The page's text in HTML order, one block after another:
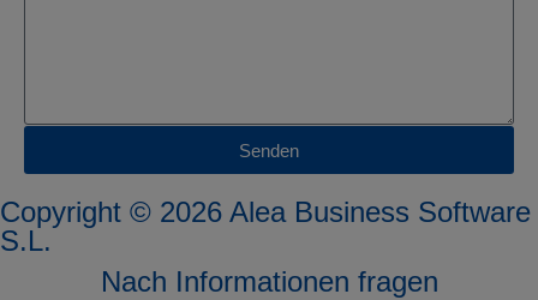
Senden
Copyright © 2026 Alea Business Software
S.L.
Nach Informationen fragen